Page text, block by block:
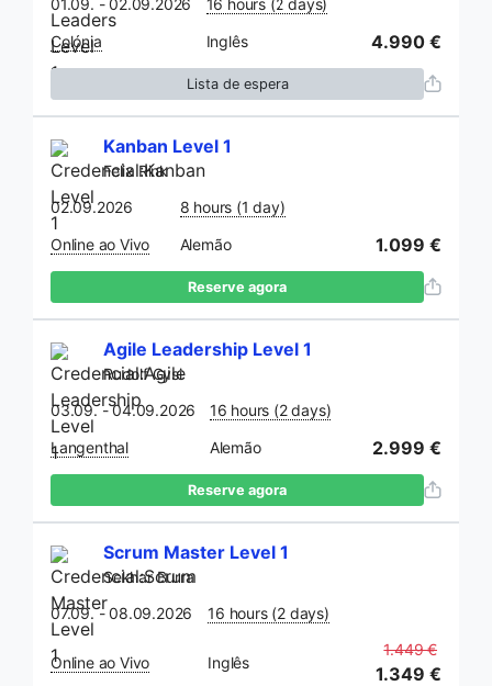
Colónia Inglês 4.990 €
Lista de espera
Kanban Level 1
Felix Rink
02.09.2026
8 hours (1 day)
Online ao Vivo Alemão 1.099 €
Reserve agora
Agile Leadership Level 1
Rudolf Gysi
03.09. - 04.09.2026
16 hours (2 days)
Langenthal Alemão 2.999 €
Reserve agora
Scrum Master Level 1
Sekhar Burra
07.09. - 08.09.2026
16 hours (2 days)
Online ao Vivo Inglês
1.449 €
1.349 €